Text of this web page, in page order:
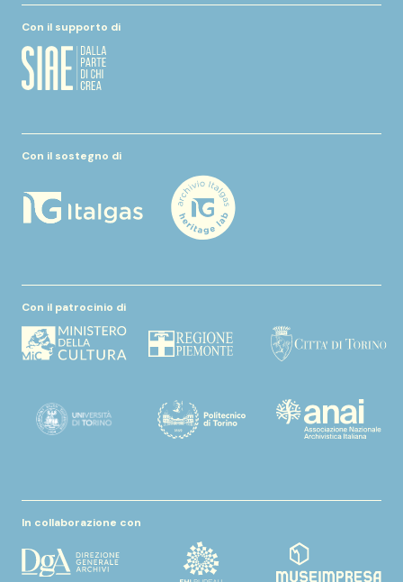
Con il supporto di
Con il sostegno di
Con il patrocinio di
In collaborazione con